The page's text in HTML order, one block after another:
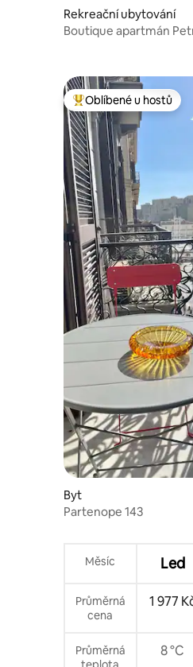
Rekreační ubytování
Boutique apartmán
Nejlepší v kategorii
Oblíbené u hostů
Byt
Partenope 143
Měsíc Led
Průměrná
cena
1 977
Průměrná
8 °C